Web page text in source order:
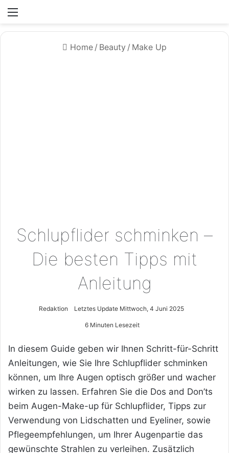
Home / Beauty / Make Up
Schlupflider schminken –
Die besten Tipps mit
Anleitung
Redaktion Letztes Update Mittwoch, 4 Juni 2025
6 Minuten Lesezeit
In diesem Guide geben wir Ihnen Schritt-für-Schritt
Anleitungen, wie Sie Ihre Schlupflider schminken
können, um Ihre Augen optisch größer und wacher
wirken zu lassen. Erfahren Sie die Dos and Don’ts
beim Augen-Make-up für Schlupflider, Tipps zur
Verwendung von Lidschatten und Eyeliner, sowie
Pflegeempfehlungen, um Ihrer Augenpartie das
gewünschte Strahlen zu verleihen. Zusätzlich